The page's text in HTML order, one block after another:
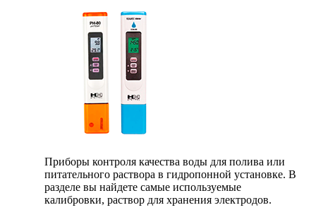
Приборы контроля качества воды для полива или
питательного раствора в гидропонной установке. В
разделе вы найдете самые используемые
калибровки, раствор для хранения электродов.